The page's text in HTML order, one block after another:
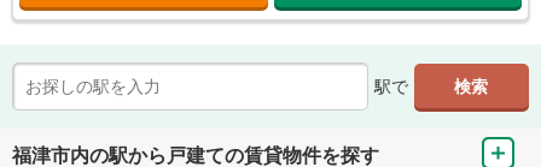
駅で
福津市内の駅から戸建ての賃貸物件を探す